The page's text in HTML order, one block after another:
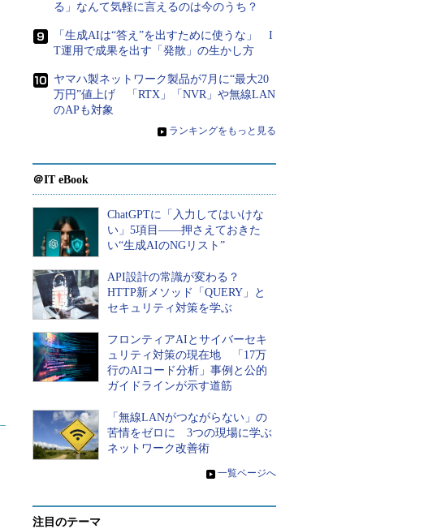
る」なんて気軽に言えるのは今のうち？
「生成AIは“答え”を出すために使うな」 I
T運用で成果を出す「発散」の生かし方
ヤマハ製ネットワーク製品が7月に“最大20
万円”値上げ 「RTX」「NVR」や無線LAN
のAPも対象
» ランキングをもっと見る
＠IT eBook
ChatGPTに「入力してはいけな
い」5項目――押さえておきた
い“生成AIのNGリスト”
API設計の常識が変わる？
HTTP新メソッド「QUERY」と
セキュリティ対策を学ぶ
フロンティアAIとサイバーセキ
ュリティ対策の現在地 「17万
行のAIコード分析」事例と公的
ガイドラインが示す道筋
「無線LANがつながらない」の
苦情をゼロに 3つの現場に学ぶ
ネットワーク改善術
» 一覧ページへ
注目のテーマ